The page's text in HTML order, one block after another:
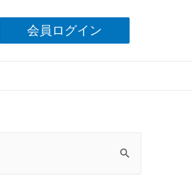
会員ログイン